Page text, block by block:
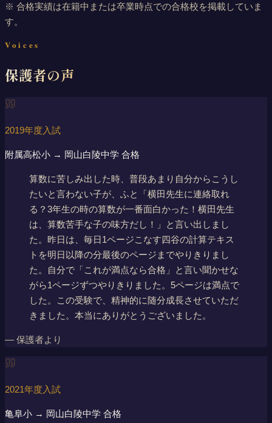
※ 合格実績は在籍中または卒業時点での合格校を掲載していま
す。
Voices
保護者の声
2019年度入試
附属高松小 → 岡山白陵中学 合格
算数に苦しみ出した時、普段あまり自分からこうし
たいと言わない子が、ふと「横田先生に連絡取れ
る？3年生の時の算数が一番面白かった！横田先生
は、算数苦手な子の味方だし！」と言い出しまし
た。昨日は、毎日1ページこなす四谷の計算テキス
トを明日以降の分最後のページまでやりきりまし
た。自分で「これが満点なら合格」と言い聞かせな
がら1ページずつやりきりました。5ページは満点で
した。この受験で、精神的に随分成長させていただ
きました。本当にありがとうございました。
― 保護者より
2021年度入試
亀阜小 → 岡山白陵中学 合格